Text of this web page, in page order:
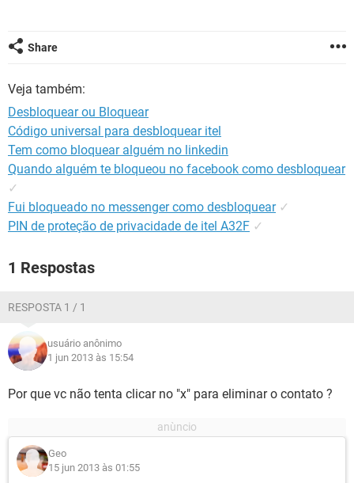
Share
Veja também:
Desbloquear ou Bloquear
Código universal para desbloquear itel
Tem como bloquear alguém no linkedin
Quando alguém te bloqueou no facebook como desbloquear
✓
Fui bloqueado no messenger como desbloquear ✓
PIN de proteção de privacidade de itel A32F ✓
1 Respostas
RESPOSTA 1 / 1
usuário anônimo
1 jun 2013 às 15:54
Por que vc não tenta clicar no "x" para eliminar o contato ?
Geo
15 jun 2013 às 01:55